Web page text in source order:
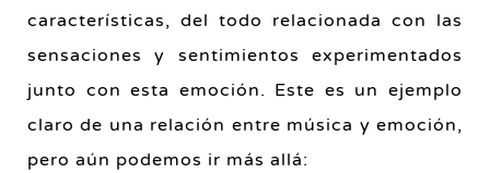
características, del todo relacionada con las
sensaciones y sentimientos experimentados
junto con esta emoción. Este es un ejemplo
claro de una relación entre música y emoción,
pero aún podemos ir más allá: